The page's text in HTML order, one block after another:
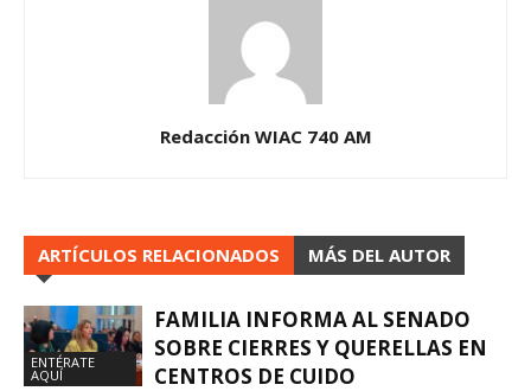
Redacción WIAC 740 AM
ARTÍCULOS RELACIONADOS MÁS DEL AUTOR
ENTÉRATE
AQUÍ
FAMILIA INFORMA AL SENADO
SOBRE CIERRES Y QUERELLAS EN
CENTROS DE CUIDO